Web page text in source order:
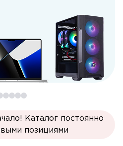
Каталог постоянно
позициями